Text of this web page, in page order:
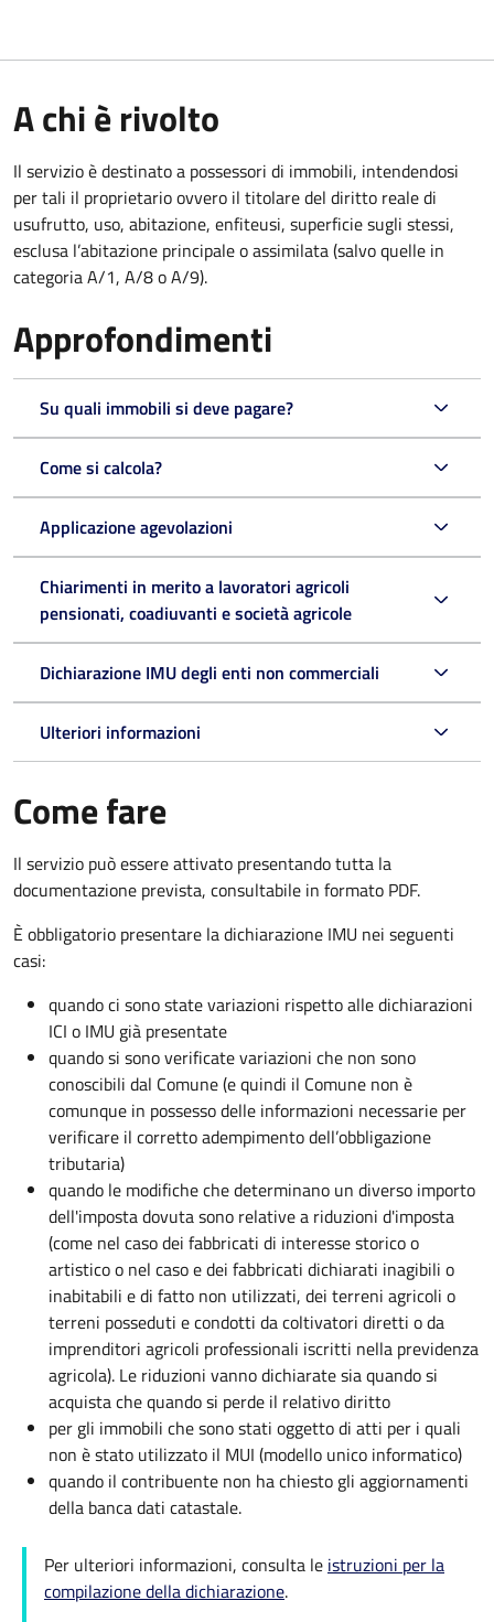
A chi è rivolto
Il servizio è destinato a possessori di immobili, intendendosi
per tali il proprietario ovvero il titolare del diritto reale di
usufrutto, uso, abitazione, enfiteusi, superficie sugli stessi,
esclusa l’abitazione principale o assimilata (salvo quelle in
categoria A/1, A/8 o A/9).
Approfondimenti
Su quali immobili si deve pagare?
Come si calcola?
Applicazione agevolazioni
Chiarimenti in merito a lavoratori agricoli
pensionati, coadiuvanti e società agricole
Dichiarazione IMU degli enti non commerciali
Ulteriori informazioni
Come fare
Il servizio può essere attivato presentando tutta la
documentazione prevista, consultabile in formato PDF.
È obbligatorio presentare la dichiarazione IMU nei seguenti
casi:
quando ci sono state variazioni rispetto alle dichiarazioni
ICI o IMU già presentate
quando si sono verificate variazioni che non sono
conoscibili dal Comune (e quindi il Comune non è
comunque in possesso delle informazioni necessarie per
verificare il corretto adempimento dell’obbligazione
tributaria)
quando le modifiche che determinano un diverso importo
dell'imposta dovuta sono relative a riduzioni d'imposta
(come nel caso dei fabbricati di interesse storico o
artistico o nel caso e dei fabbricati dichiarati inagibili o
inabitabili e di fatto non utilizzati, dei terreni agricoli o
terreni posseduti e condotti da coltivatori diretti o da
imprenditori agricoli professionali iscritti nella previdenza
agricola). Le riduzioni vanno dichiarate sia quando si
acquista che quando si perde il relativo diritto
per gli immobili che sono stati oggetto di atti per i quali
non è stato utilizzato il MUI (modello unico informatico)
quando il contribuente non ha chiesto gli aggiornamenti
della banca dati catastale.
Per ulteriori informazioni, consulta le istruzioni per la
compilazione della dichiarazione.